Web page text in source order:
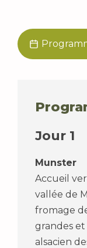
Jour 1
Munster
Accueil
vallée de
fromage
grandes
alsacien